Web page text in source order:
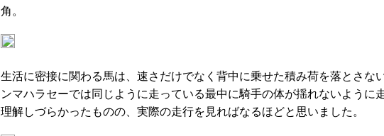
角。
生活に密接に関わる馬は、速さだけでなく背中に乗せた積み荷を落とさな
ンマハラセーでは同じように走っている最中に騎手の体が揺れないように
理解しづらかったものの、実際の走行を見ればなるほどと思いました。